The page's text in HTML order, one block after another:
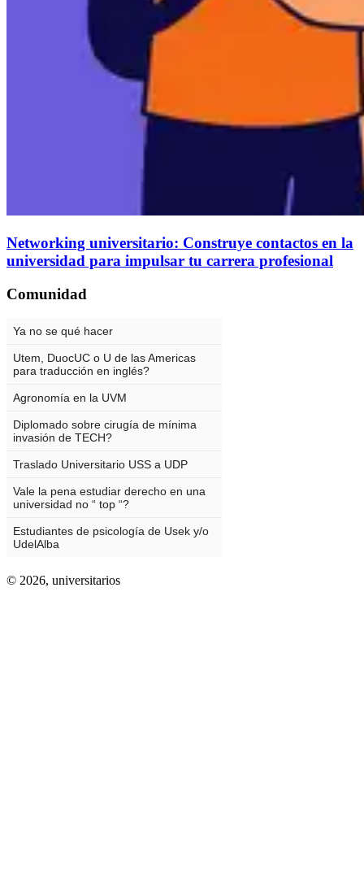
Networking universitario: Construye contactos en la
universidad para impulsar tu carrera profesional
Comunidad
© 2026, universitarios